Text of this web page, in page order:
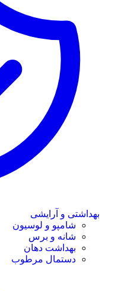
بهداشتی و آرایشی
شامپو و لوسیون
شانه و برس
بهداشت دهان
دستمال مرطوب